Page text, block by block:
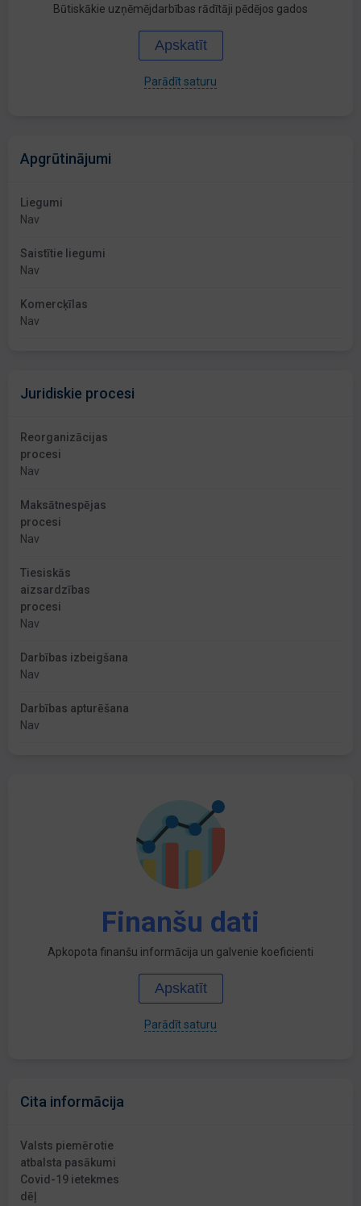
Būtiskākie uzņēmējdarbības rādītāji pēdējos gados
Apskatīt
Parādīt saturu
Apgrūtinājumi
Liegumi
Nav
Saistītie liegumi
Nav
Komercķīlas
Nav
Juridiskie procesi
Reorganizācijas
procesi
Nav
Maksātnespējas
procesi
Nav
Tiesiskās
aizsardzības
procesi
Nav
Darbības izbeigšana
Nav
Darbības apturēšana
Nav
Finanšu dati
Apkopota finanšu informācija un galvenie koeficienti
Apskatīt
Parādīt saturu
Cita informācija
Valsts piemērotie
atbalsta pasākumi
Covid-19 ietekmes
dēļ